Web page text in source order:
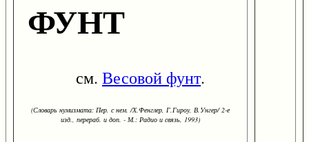
ФУНТ
см. Весовой фунт.
(Словарь нумизмата: Пер. с нем. /Х.Фенглер, Г.Гироу, В.Унгер/ 2-е
изд., перераб. и доп. - М.: Радио и связь, 1993)